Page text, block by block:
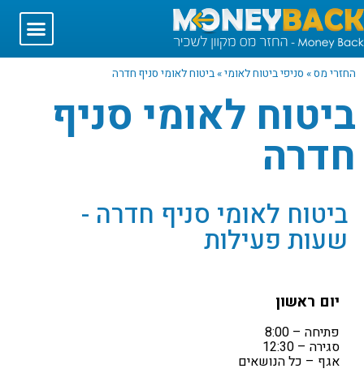
החזרי מס» סניפי ביטוח לאומי»ביטוח לאומי סניף חדרה
ביטוח לאומי סניף
חדרה
ביטוח לאומי סניף חדרה -
שעות פעילות
יום ראשון
פתיחה – 8:00
סגירה – 12:30
אגף – כל הנושאים